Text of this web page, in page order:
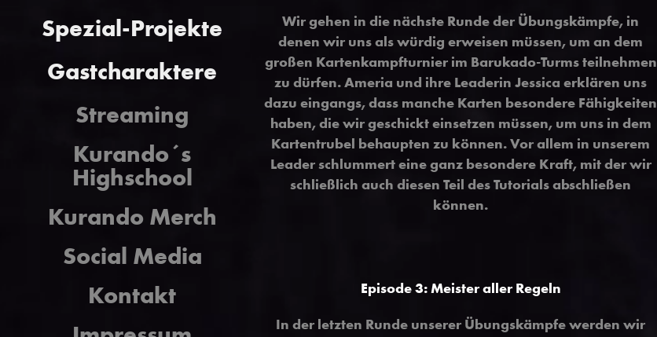
Spezial-Projekte
Gastcharaktere
Streaming
Kurando´s
Highschool
Kurando Merch
Social Media
Kontakt
Wir gehen in die nächste Runde der Übungskämpfe, in
denen wir uns als würdig erweisen müssen, um an dem
großen Kartenkampfturnier im Barukado-Turms teilnehmen
zu dürfen. Ameria und ihre Leaderin Jessica erklären uns
dazu eingangs, dass manche Karten besondere Fähigkeiten
haben, die wir geschickt einsetzen müssen, um uns in dem
Kartentrubel behaupten zu können. Vor allem in unserem
Leader schlummert eine ganz besondere Kraft, mit der wir
schließlich auch diesen Teil des Tutorials abschließen
können.
Episode 3: Meister aller Regeln
In der letzten Runde unserer Übungskämpfe werden wir